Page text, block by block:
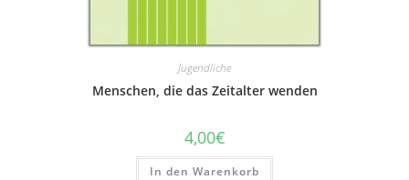
Jugendliche
Menschen, die das Zeitalter wenden
4,00€
In den Warenkorb